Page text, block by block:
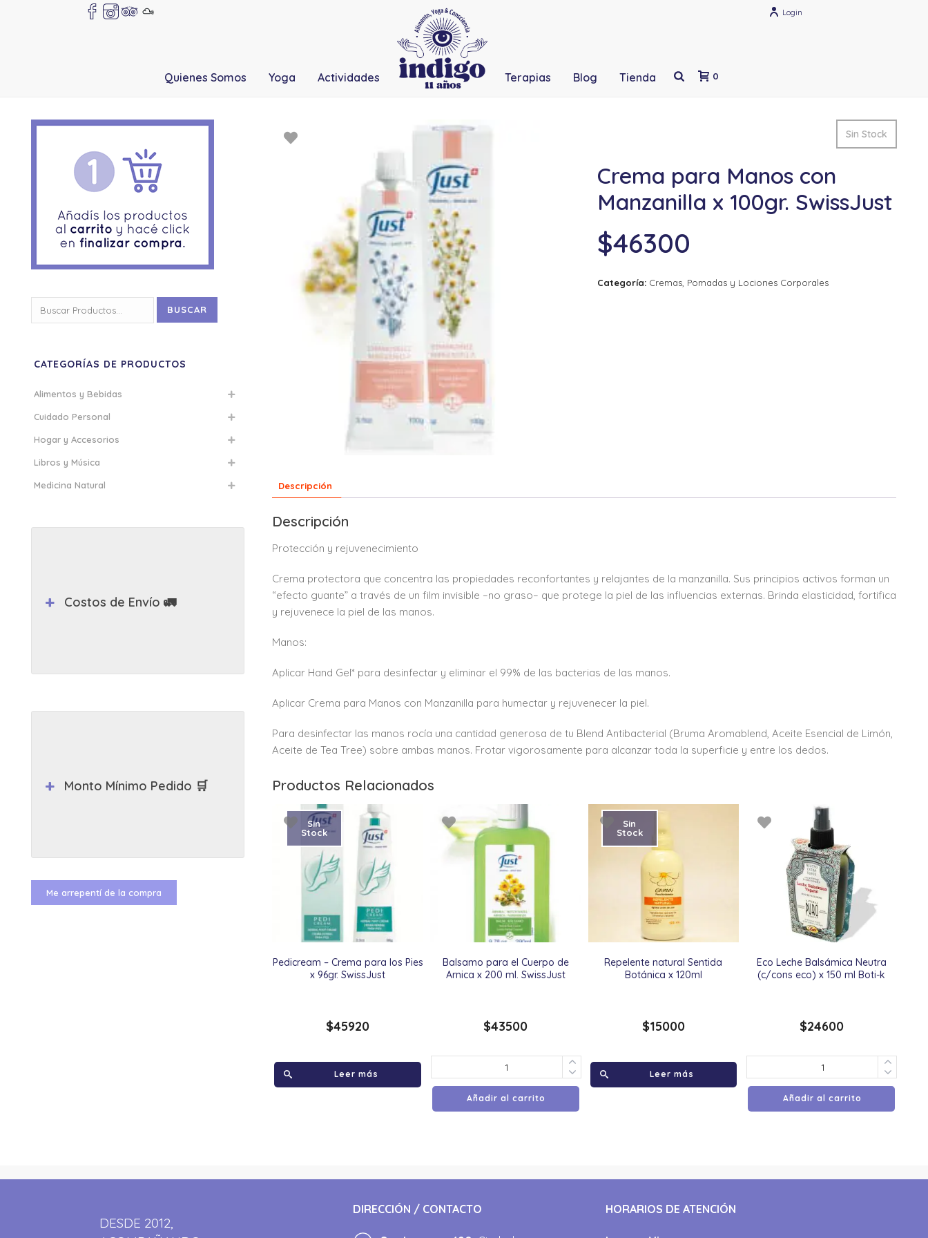
Login
Quienes Somos Yoga Actividades Terapias Blog Tienda 0
Sin Stock
Crema para Manos con
Manzanilla x 100gr. SwissJust
$46300
Categoría: Cremas, Pomadas y Lociones Corporales
Descripción
Descripción
Protección y rejuvenecimiento
Crema protectora que concentra las propiedades reconfortantes y relajantes de la manzanilla. Sus principios activos forman un
“efecto guante” a través de un film invisible –no graso– que protege la piel de las influencias externas. Brinda elasticidad, fortifica
y rejuvenece la piel de las manos.
Manos:
Aplicar Hand Gel* para desinfectar y eliminar el 99% de las bacterias de las manos.
Aplicar Crema para Manos con Manzanilla para humectar y rejuvenecer la piel.
Para desinfectar las manos rocía una cantidad generosa de tu Blend Antibacterial (Bruma Aromablend, Aceite Esencial de Limón,
Aceite de Tea Tree) sobre ambas manos. Frotar vigorosamente para alcanzar toda la superficie y entre los dedos.
Productos Relacionados
Pedicream – Crema para los Pies
x 96gr. SwissJust
Sin
Stock
$45920
Leer más
Balsamo para el Cuerpo de
Arnica x 200 ml. SwissJust
$43500
Añadir al carrito
Repelente natural Sentida
Botánica x 120ml
Sin
Stock
$15000
Leer más
Eco Leche Balsámica Neutra
(c/cons eco) x 150 ml Boti-k
$24600
Añadir al carrito
por:
BUSCAR
CATEGORÍAS DE PRODUCTOS
Alimentos y Bebidas
Cuidado Personal
Hogar y Accesorios
Libros y Música
Medicina Natural
Costos de Envío 🚛
Monto Mínimo Pedido 🛒
Me arrepentí de la compra
DESDE 2012,
DIRECCIÓN / CONTACTO HORARIOS DE ATENCIÓN